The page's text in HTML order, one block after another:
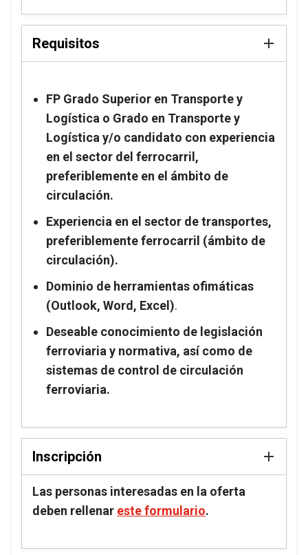
Requisitos
FP Grado Superior en Transporte y
Logística o Grado en Transporte y
Logística y/o candidato con experiencia
en el sector del ferrocarril,
preferiblemente en el ámbito de
circulación.
Experiencia en el sector de transportes,
preferiblemente ferrocarril (ámbito de
circulación).
Dominio de herramientas ofimáticas
(Outlook, Word, Excel).
Deseable conocimiento de legislación
ferroviaria y normativa, así como de
sistemas de control de circulación
ferroviaria.
Inscripción
Las personas interesadas en la oferta
deben rellenar este formulario.